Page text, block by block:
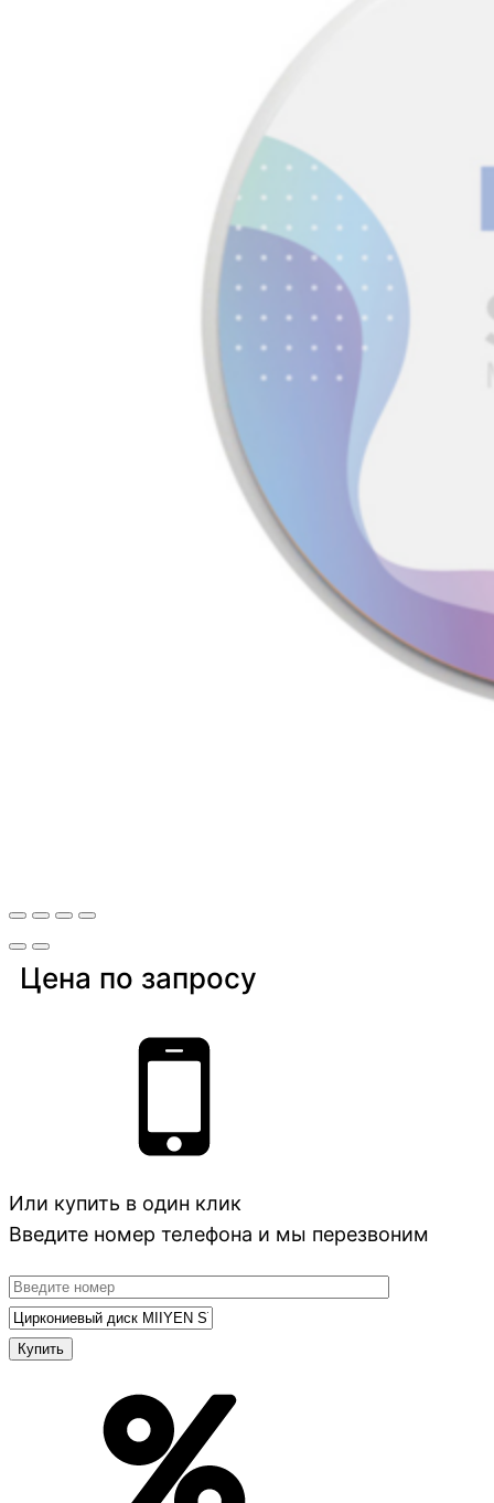
Цена по запросу
Или купить в один клик
Введите номер телефона и мы перезвоним